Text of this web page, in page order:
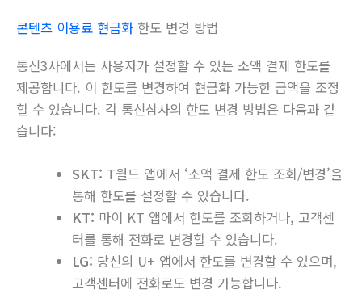
콘텐츠 이용료 현금화 한도 변경 방법
통신3사에서는 사용자가 설정할 수 있는 소액 결제 한도를
제공합니다. 이 한도를 변경하여 현금화 가능한 금액을 조정
할 수 있습니다. 각 통신삼사의 한도 변경 방법은 다음과 같
습니다:
SKT: T월드 앱에서 ‘소액 결제 한도 조회/변경’을
통해 한도를 설정할 수 있습니다.
KT: 마이 KT 앱에서 한도를 조회하거나, 고객센
터를 통해 전화로 변경할 수 있습니다.
LG: 당신의 U+ 앱에서 한도를 변경할 수 있으며,
고객센터에 전화로도 변경 가능합니다.